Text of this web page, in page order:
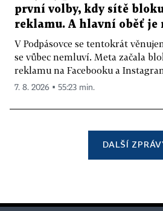
první volby, kdy sítě
reklamu. A hlavní oběť je
V Podpásovce se tentokrát
se vůbec nemluví. Meta začala
reklamu na Facebooku a
7. 8. 2026 ▪ 55:23 min.
DALŠÍ